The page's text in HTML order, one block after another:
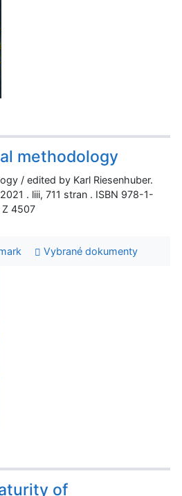
methodology
/ edited by Karl Riesenhuber.
. liii, 711 stran . ISBN 978-1-
4507
Vybrané dokumenty
of